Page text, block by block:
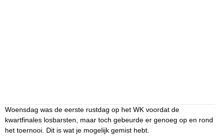
Woensdag was de eerste rustdag op het WK voordat de
kwartfinales losbarsten, maar toch gebeurde er genoeg op en rond
het toernooi. Dit is wat je mogelijk gemist hebt.